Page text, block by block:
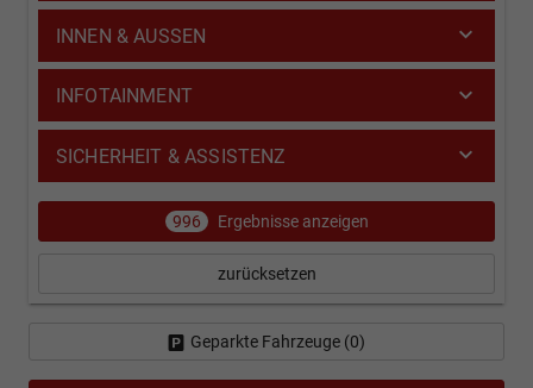
INNEN & AUSSEN
INFOTAINMENT
SICHERHEIT & ASSISTENZ
996 Ergebnisse anzeigen
zurücksetzen
Geparkte Fahrzeuge (0)